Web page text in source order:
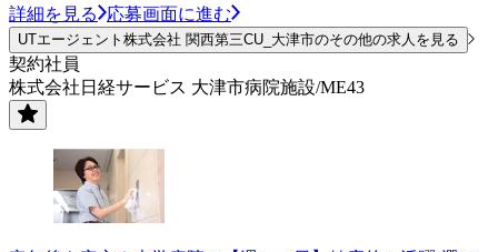
詳細を見る 応募画面に進む
UTエージェント株式会社 関西第三CU_大津市のその他の求人を見る
契約社員
株式会社日経サービス 大津市病院施設/ME43